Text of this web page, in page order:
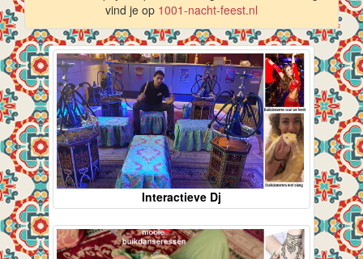
vind je op 1001-nacht-feest.nl
Interactieve Dj